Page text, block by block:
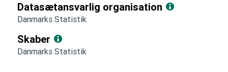
Datasætansvarlig organisation
Danmarks Statistik
Skaber
Danmarks Statistik